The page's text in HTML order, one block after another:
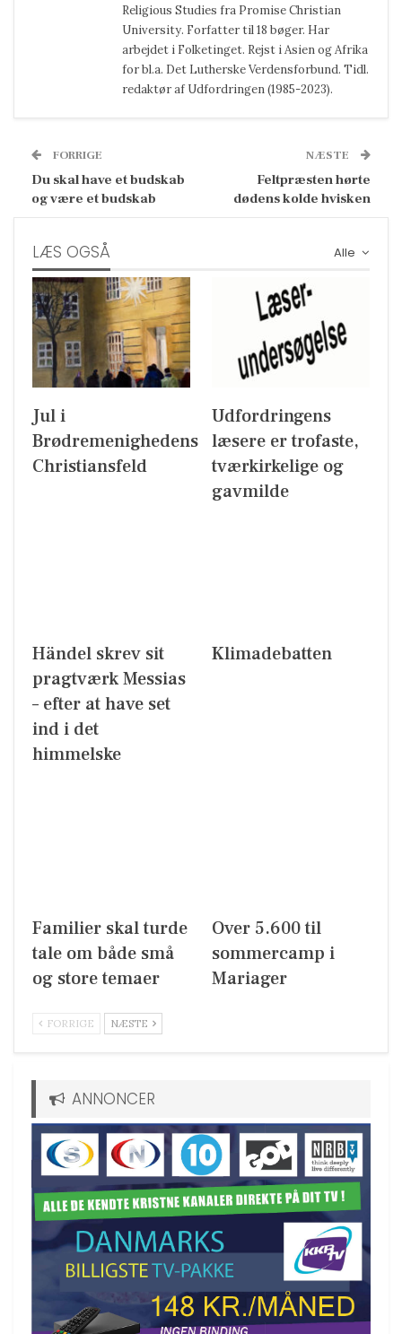
Religious Studies fra Promise Christian
University. Forfatter til 18 bøger. Har
arbejdet i Folketinget. Rejst i Asien og Afrika
for bl.a. Det Lutherske Verdensforbund. Tidl.
redaktør af Udfordringen (1985-2023).
FORRIGE
Du skal have et budskab
og være et budskab
NÆSTE
Feltpræsten hørte
dødens kolde hvisken
Alle
LÆS OGSÅ
Jul i
Brødremenighedens
Christiansfeld
Udfordringens
læsere er trofaste,
tværkirkelige og
gavmilde
Händel skrev sit
pragtværk Messias
– efter at have set
ind i det
himmelske
Klimadebatten
Familier skal turde
tale om både små
og store temaer
Over 5.600 til
sommercamp i
Mariager
FORRIGE NÆSTE
ANNONCER